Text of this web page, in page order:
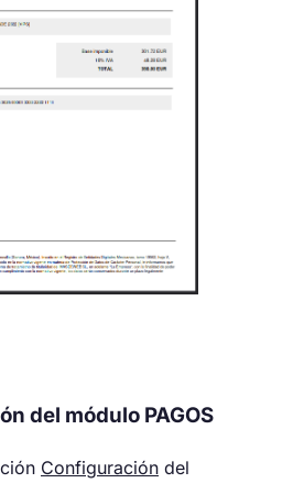
del módulo PAGOS
Configuración del